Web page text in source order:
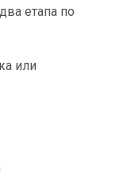
етапа по
или